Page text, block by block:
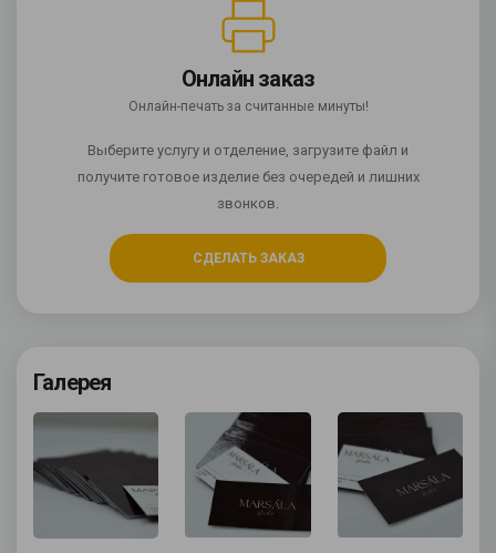
Онлайн заказ
Онлайн-печать за считанные минуты!
Выберите услугу и отделение, загрузите файл и
получите готовое изделие без очередей и лишних
звонков.
СДЕЛАТЬ ЗАКАЗ
Галерея